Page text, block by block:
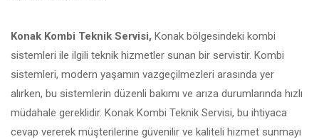
Konak Kombi Teknik Servisi, Konak bölgesindeki kombi
sistemleri ile ilgili teknik hizmetler sunan bir servistir. Kombi
sistemleri, modern yaşamın vazgeçilmezleri arasında yer
alırken, bu sistemlerin düzenli bakımı ve arıza durumlarında hızlı
müdahale gereklidir. Konak Kombi Teknik Servisi, bu ihtiyaca
cevap vererek müşterilerine güvenilir ve kaliteli hizmet sunmayı